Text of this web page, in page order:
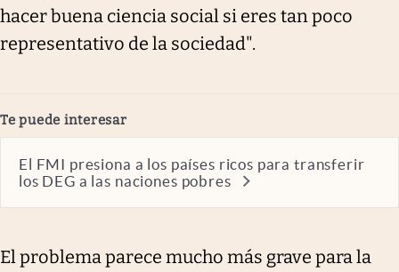
hacer buena ciencia social si eres tan poco
representativo de la sociedad".
Te puede interesar
El FMI presiona a los países ricos para transferir
los DEG a las naciones pobres
El problema parece mucho más grave para la